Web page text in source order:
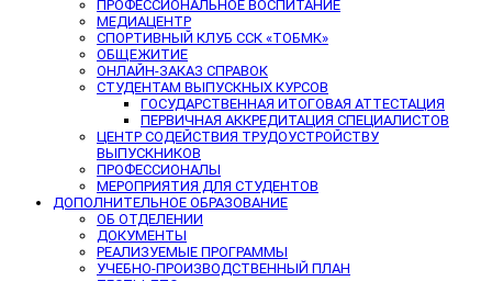
ПРОФЕССИОНАЛЬНОЕ ВОСПИТАНИЕ
МЕДИАЦЕНТР
СПОРТИВНЫЙ КЛУБ ССК «ТОБМК»
ОБЩЕЖИТИЕ
ОНЛАЙН-ЗАКАЗ СПРАВОК
СТУДЕНТАМ ВЫПУСКНЫХ КУРСОВ
ГОСУДАРСТВЕННАЯ ИТОГОВАЯ АТТЕСТАЦИЯ
ПЕРВИЧНАЯ АККРЕДИТАЦИЯ СПЕЦИАЛИСТОВ
ЦЕНТР СОДЕЙСТВИЯ ТРУДОУСТРОЙСТВУ
ВЫПУСКНИКОВ
ПРОФЕССИОНАЛЫ
МЕРОПРИЯТИЯ ДЛЯ СТУДЕНТОВ
ДОПОЛНИТЕЛЬНОЕ ОБРАЗОВАНИЕ
ОБ ОТДЕЛЕНИИ
ДОКУМЕНТЫ
РЕАЛИЗУЕМЫЕ ПРОГРАММЫ
УЧЕБНО-ПРОИЗВОДСТВЕННЫЙ ПЛАН